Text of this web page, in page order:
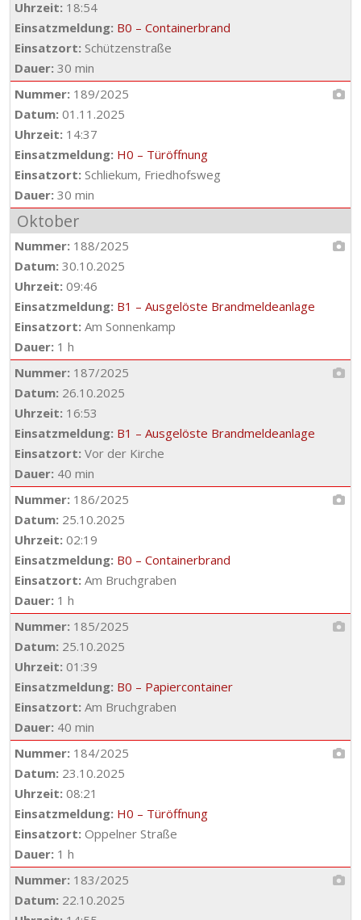
Uhrzeit: 18:54
Einsatzmeldung: B0 – Containerbrand
Einsatzort: Schützenstraße
Dauer: 30 min
Nummer: 189/2025
Datum: 01.11.2025
Uhrzeit: 14:37
Einsatzmeldung: H0 – Türöffnung
Einsatzort: Schliekum, Friedhofsweg
Dauer: 30 min
Oktober
Nummer: 188/2025
Datum: 30.10.2025
Uhrzeit: 09:46
Einsatzmeldung: B1 – Ausgelöste Brandmeldeanlage
Einsatzort: Am Sonnenkamp
Dauer: 1 h
Nummer: 187/2025
Datum: 26.10.2025
Uhrzeit: 16:53
Einsatzmeldung: B1 – Ausgelöste Brandmeldeanlage
Einsatzort: Vor der Kirche
Dauer: 40 min
Nummer: 186/2025
Datum: 25.10.2025
Uhrzeit: 02:19
Einsatzmeldung: B0 – Containerbrand
Einsatzort: Am Bruchgraben
Dauer: 1 h
Nummer: 185/2025
Datum: 25.10.2025
Uhrzeit: 01:39
Einsatzmeldung: B0 – Papiercontainer
Einsatzort: Am Bruchgraben
Dauer: 40 min
Nummer: 184/2025
Datum: 23.10.2025
Uhrzeit: 08:21
Einsatzmeldung: H0 – Türöffnung
Einsatzort: Oppelner Straße
Dauer: 1 h
Nummer: 183/2025
Datum: 22.10.2025